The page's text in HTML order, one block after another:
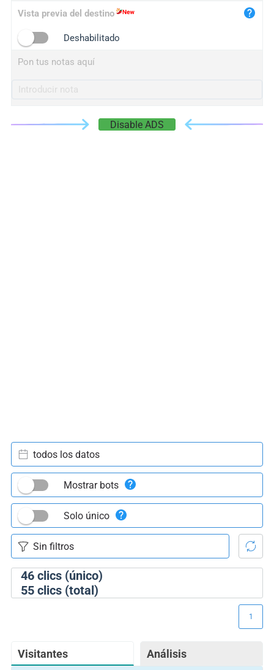
Vista previa del destino
Deshabilitado
Pon tus notas aquí
Disable ADS
46clics (único)
55clics (total)
todos los datos
Mostrar bots
Solo único
Visitantes Análisis
1